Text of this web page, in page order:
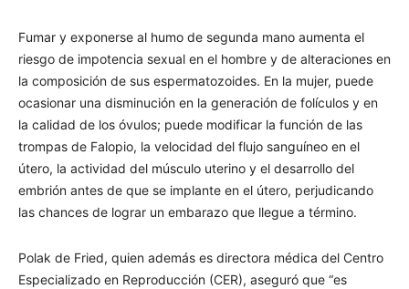
Fumar y exponerse al humo de segunda mano aumenta el
riesgo de impotencia sexual en el hombre y de alteraciones en
la composición de sus espermatozoides. En la mujer, puede
ocasionar una disminución en la generación de folículos y en
la calidad de los óvulos; puede modificar la función de las
trompas de Falopio, la velocidad del flujo sanguíneo en el
útero, la actividad del músculo uterino y el desarrollo del
embrión antes de que se implante en el útero, perjudicando
las chances de lograr un embarazo que llegue a término.
Polak de Fried, quien además es directora médica del Centro
Especializado en Reproducción (CER), aseguró que “es